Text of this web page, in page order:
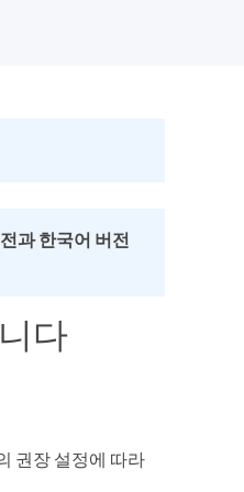
과 한국어 버전
다
권장 설정에 따라